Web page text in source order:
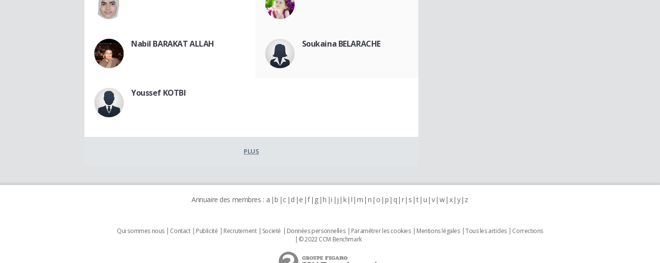
Nabil BARAKAT ALLAH Soukaina BELARACHE
Youssef KOTBI
PLUS
Annuaire des membres : a b c d e f g h i j k l m n o p q r s t u v w x y z
Qui sommes nous Contact Publicité Recrutement Societé Données personnelles Paramétrer les cookies Mentions légales Tous les articles
Corrections
© 2022 CCM Benchmark